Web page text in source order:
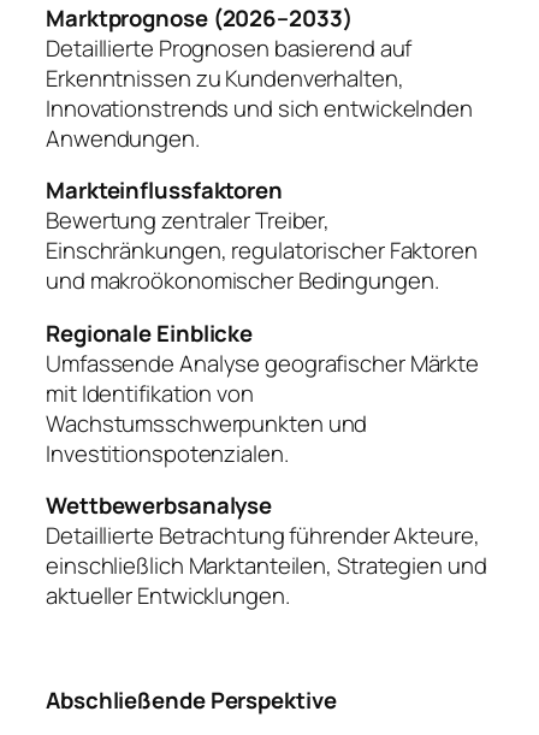
Marktprognose (2026–2033)
Detaillierte Prognosen basierend auf
Erkenntnissen zu Kundenverhalten,
Innovationstrends und sich entwickelnden
Anwendungen.
Markteinflussfaktoren
Bewertung zentraler Treiber,
Einschränkungen, regulatorischer Faktoren
und makroökonomischer Bedingungen.
Regionale Einblicke
Umfassende Analyse geografischer Märkte
mit Identifikation von
Wachstumsschwerpunkten und
Investitionspotenzialen.
Wettbewerbsanalyse
Detaillierte Betrachtung führender Akteure,
einschließlich Marktanteilen, Strategien und
aktueller Entwicklungen.
Abschließende Perspektive